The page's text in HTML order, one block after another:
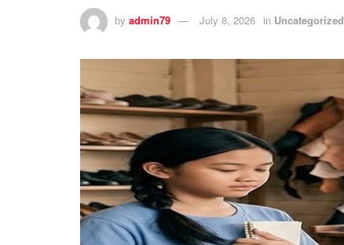
by admin79 July 8, 2026 in Uncategorized